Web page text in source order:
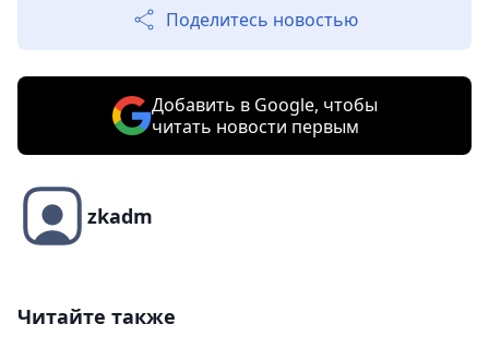
Поделитесь новостью
Добавить в Google, чтобы
читать новости первым
zkadm
Читайте также